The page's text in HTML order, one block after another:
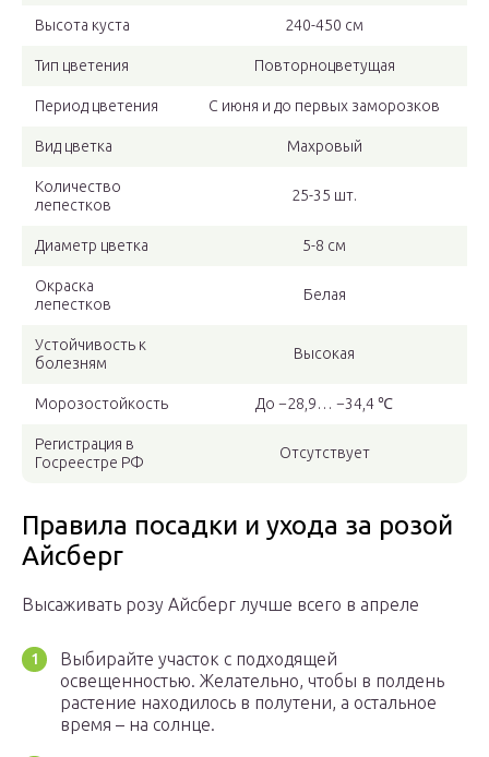
Высота куста 240-450 см
Тип цветения Повторноцветущая
Период цветения С июня и до первых заморозков
Вид цветка Махровый
Количество
лепестков
25-35 шт.
Диаметр цветка 5-8 см
Окраска
лепестков
Белая
Устойчивость к
болезням
Высокая
Морозостойкость До −28,9… −34,4 ℃
Регистрация в
Госреестре РФ
Отсутствует
Правила посадки и ухода за розой
Айсберг
Высаживать розу Айсберг лучше всего в апреле
Выбирайте участок с подходящей
освещенностью. Желательно, чтобы в полдень
растение находилось в полутени, а остальное
время – на солнце.